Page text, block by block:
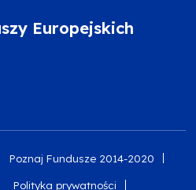
Europejskich
Poznaj Fundusze 2014-2020
Polityka prywatności